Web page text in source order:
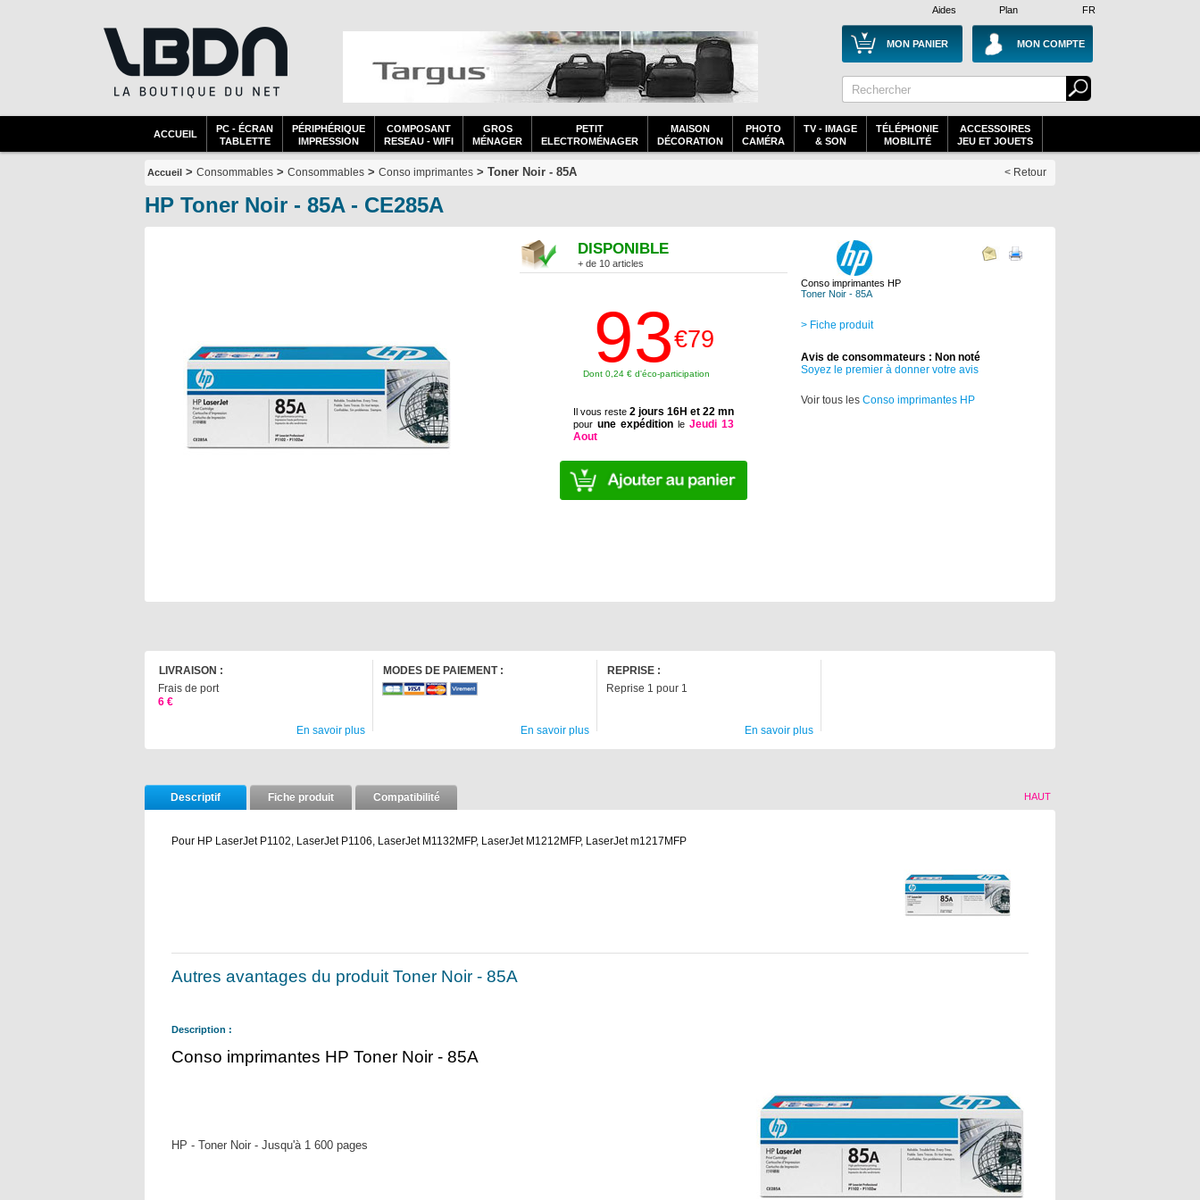
Plan
Aides FR
MON PANIER MON COMPTE
ACCUEIL
PC - ÉCRAN
TABLETTE
PÉRIPHÉRIQUE
IMPRESSION
COMPOSANT
RESEAU - WIFI
GROS
MÉNAGER
PETIT
ELECTROMÉNAGER
MAISON
DÉCORATION
PHOTO
CAMÉRA
TV - IMAGE
& SON
TÉLÉPHONIE
MOBILITÉ
ACCESSOIRES
JEU ET JOUETS
Accueil > Consommables > Consommables > Conso imprimantes > Toner Noir - 85A < Retour
HP Toner Noir - 85A - CE285A
DISPONIBLE
+ de 10 articles
93€79
Dont 0,24 € d'éco-participation
Il vous reste 2 jours 16H et 22 mn
pour une expédition le Jeudi 13
Aout
Conso imprimantes HP
Toner Noir - 85A
> Fiche produit
Avis de consommateurs : Non noté
Soyez le premier à donner votre avis
Voir tous les Conso imprimantes HP
LIVRAISON :
Frais de port
6 €
En savoir plus
MODES DE PAIEMENT :
En savoir plus
REPRISE :
Reprise 1 pour 1
En savoir plus
HAUT
Descriptif Fiche produit Compatibilité
Pour HP LaserJet P1102, LaserJet P1106, LaserJet M1132MFP, LaserJet M1212MFP, LaserJet m1217MFP
Autres avantages du produit Toner Noir - 85A
Description :
Conso imprimantes HP Toner Noir - 85A
HP - Toner Noir - Jusqu'à 1 600 pages